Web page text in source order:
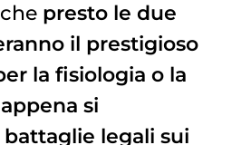
presto le due
il prestigioso
la fisiologia o la
si
legali sui